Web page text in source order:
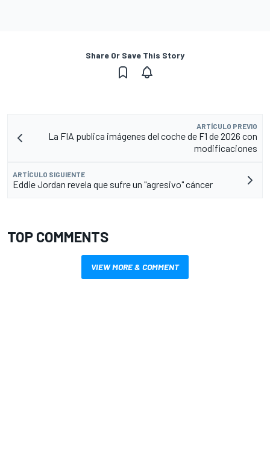
Share Or Save This Story
ARTÍCULO PREVIO
La FIA publica imágenes del coche de F1 de 2026 con
modificaciones
ARTÍCULO SIGUIENTE
Eddie Jordan revela que sufre un "agresivo" cáncer
TOP COMMENTS
VIEW MORE & COMMENT